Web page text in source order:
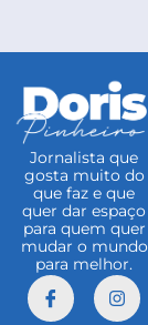
Jornalista que
gosta muito do
que faz e que
quer dar espaço
para quem quer
mudar o mundo
para melhor.